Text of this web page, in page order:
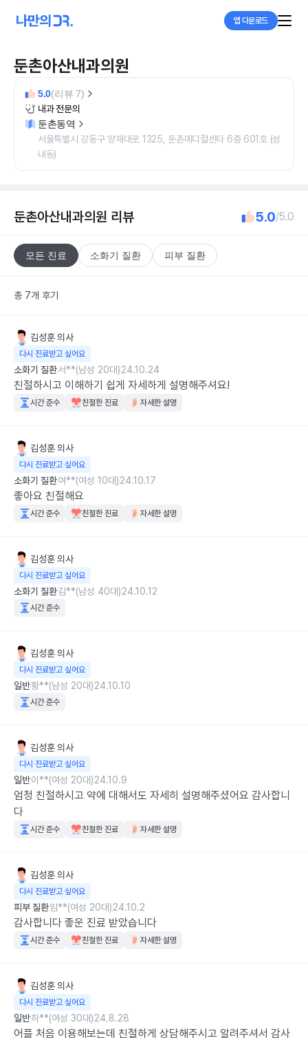
앱 다운로드
둔촌아산내과의원
5.0(리뷰 7)
내과 전문의
둔촌동역
서울특별시 강동구 양재대로 1325, 둔촌메디컬센타 6층 601호 (성
내동)
둔촌아산내과의원 리뷰 5.0/5.0
모든 진료 소화기 질환 피부 질환
총 7개 후기
김성훈의사
다시 진료받고 싶어요
소화기 질환서**(남성 20대)24.10.24
친절하시고 이해하기 쉽게 자세하게 설명해주셔요!
시간 준수 친절한 진료 자세한 설명
김성훈의사
다시 진료받고 싶어요
소화기 질환여**(여성 10대)24.10.17
좋아요 친절해요
시간 준수 친절한 진료 자세한 설명
김성훈의사
다시 진료받고 싶어요
소화기 질환김**(남성 40대)24.10.12
시간 준수
김성훈의사
다시 진료받고 싶어요
일반황**(남성 20대)24.10.10
시간 준수
김성훈의사
다시 진료받고 싶어요
일반이**(여성 20대)24.10.9
엄청 친절하시고 약에 대해서도 자세히 설명해주셨어요 감사합니
다
시간 준수 친절한 진료 자세한 설명
김성훈의사
다시 진료받고 싶어요
피부 질환임**(여성 20대)24.10.2
감사합니다 좋운 진료 받았습니다
시간 준수 친절한 진료 자세한 설명
김성훈의사
다시 진료받고 싶어요
일반하**(여성 30대)24.8.28
어플 처음 이용해보는데 친절하게 상담해주시고 알려주셔서 감사